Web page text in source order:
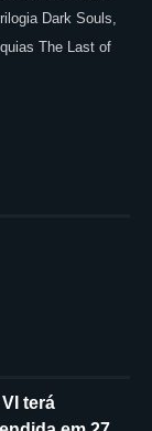
Dark Souls,
The Last of
terá